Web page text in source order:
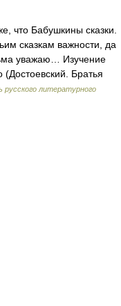
что Бабушкины сказки.
сказкам важности, да
уважаю… Изучение
(Достоевский. Братья
русского литературного